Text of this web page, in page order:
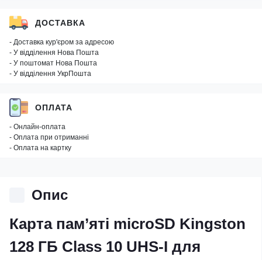
ДОСТАВКА
- Доставка кур'єром за адресою
- У відділення Нова Пошта
- У поштомат Нова Пошта
- У відділення УкрПошта
ОПЛАТА
- Онлайн-оплата
- Оплата при отриманні
- Оплата на картку
Опис
Карта пам’яті microSD Kingston
128 ГБ Class 10 UHS-I для